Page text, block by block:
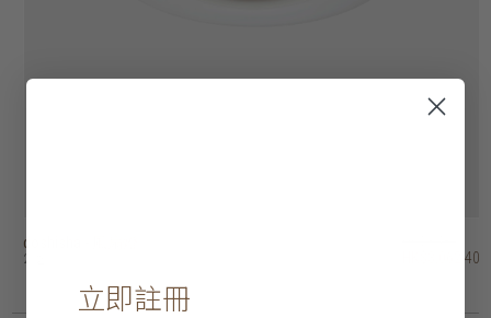
doshisha - 風扇燈
2 選項 HK$3,062.40
doshisha - 風扇燈
2 選項 HK$3,766.40
aeratron - FR 吊扇
2 選項 HK$3,678.40
aeratron ae3+ 吊扇
4 選項 HK$3,502.40
hunter savoy 吊扇
HK$2,358.40
hunter outdoor elements II 吊扇 - 葉狀扇葉
2 選項 HK$3,326.40
hunter outdoor elements II 吊扇 - 直扇葉
2 選項 HK$3,766.40
hunter industrie II 吊扇
3 選項 HK$2,358.40
hunter bayport 吊扇
HK$1,742.40
iconic orion 吊扇
3 選項 HK$2,622.40
立即註冊